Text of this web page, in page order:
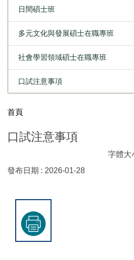
日間碩士班
多元文化與發展碩士在職專班
社會學習領域碩士在職專班
口試注意事項
首頁
口試注意事項
字體大
發布日期 : 2026-01-28